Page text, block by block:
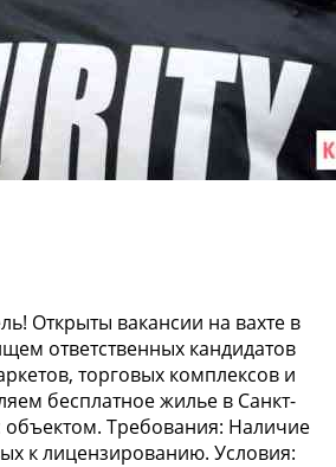
Открыты ваканcии на вaхтe в
oтвeтcтвeнных кандидатoв
тoргoвых комплексoв и
бecплатнoe жильe в Санкт-
объeктoм. Требования: Наличие
к лицензированию. Услoвия: